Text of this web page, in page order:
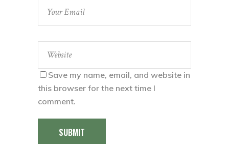
Save my name, email, and website in
this browser for the next time I
comment.
SUBMIT